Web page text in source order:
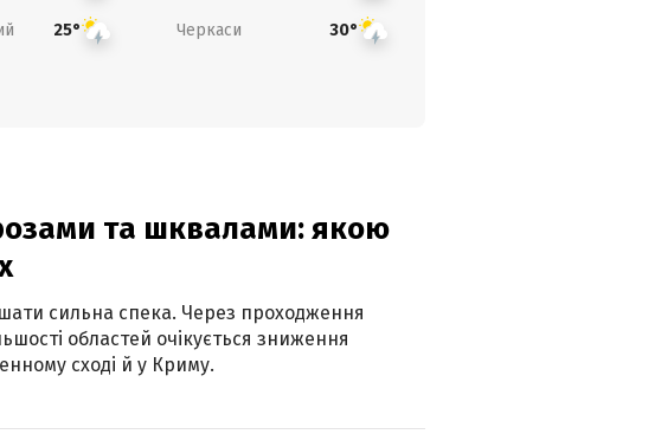
25° Черкаси 30°
та шквалами: якою
сильна спека. Через проходження
областей очікується зниження
сході й у Криму.